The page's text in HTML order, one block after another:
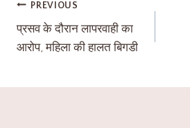
PREVIOUS
प्रसव के दौरान लापरवाही का
आरोप, महिला की हालत बिगडी